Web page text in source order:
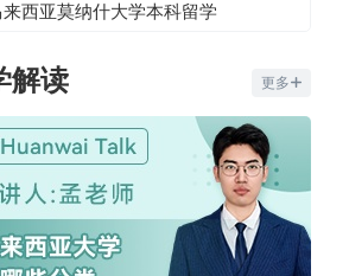
来西亚莫纳什大学本科留学
解读 更多